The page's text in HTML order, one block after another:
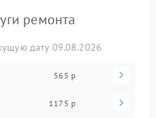
ремонта
дату 09.08.2026
565 р
1175 р